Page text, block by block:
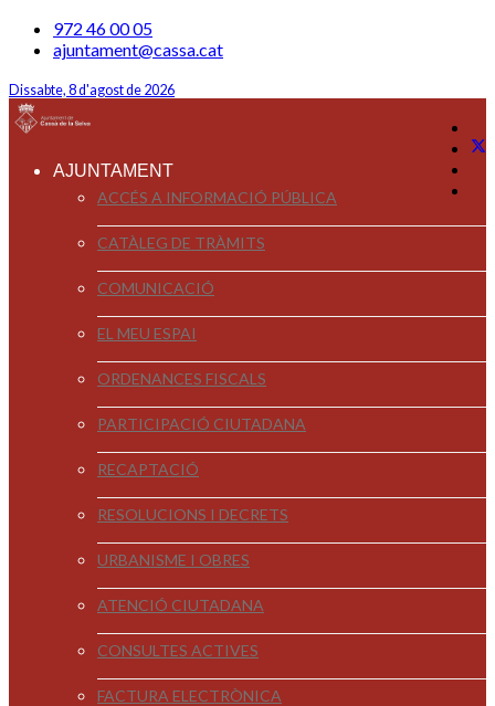
972 46 00 05
ajuntament@cassa.cat
Dissabte, 8 d'agost de 2026
AJUNTAMENT
ACCÉS A INFORMACIÓ PÚBLICA
CATÀLEG DE TRÀMITS
COMUNICACIÓ
EL MEU ESPAI
ORDENANCES FISCALS
PARTICIPACIÓ CIUTADANA
RECAPTACIÓ
RESOLUCIONS I DECRETS
URBANISME I OBRES
ATENCIÓ CIUTADANA
CONSULTES ACTIVES
FACTURA ELECTRÒNICA